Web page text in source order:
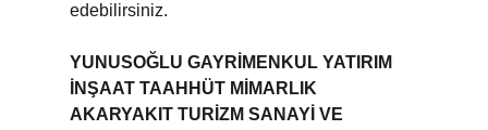
edebilirsiniz.
YUNUSOĞLU GAYRİMENKUL YATIRIM
İNŞAAT TAAHHÜT MİMARLIK
AKARYAKIT TURİZM SANAYİ VE